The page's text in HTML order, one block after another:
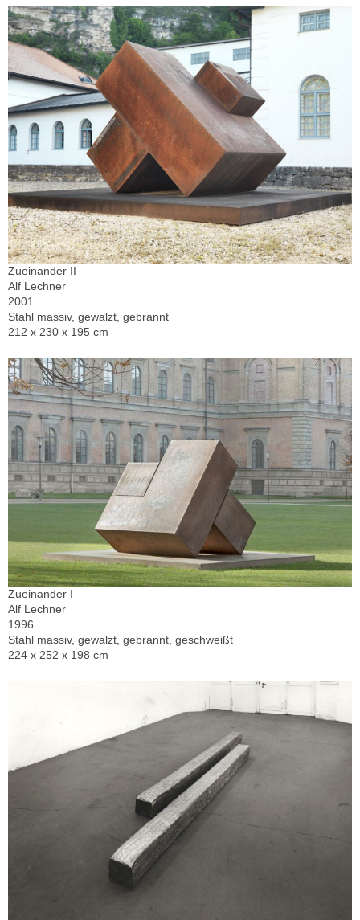
Zueinander II
Alf Lechner
2001
Stahl massiv, gewalzt, gebrannt
212 x 230 x 195 cm
Zueinander I
Alf Lechner
1996
Stahl massiv, gewalzt, gebrannt, geschweißt
224 x 252 x 198 cm